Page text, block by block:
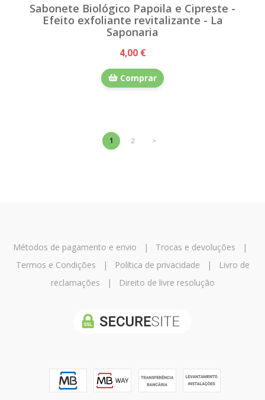
Sabonete Biológico Papoila e Cipreste -
Efeito exfoliante revitalizante - La
Saponaria
4,00 €
Comprar
1 2 >
Métodos de pagamento e envio | Trocas e devoluções |
Termos e Condições | Política de privacidade |
Livro de
reclamações | Direito de livre resolução